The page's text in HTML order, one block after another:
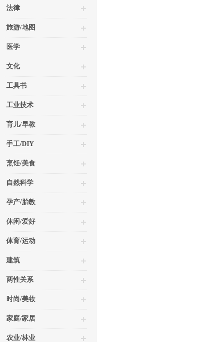
法律
旅游/地图
医学
文化
工具书
工业技术
育儿/早教
手工/DIY
烹饪/美食
自然科学
孕产/胎教
休闲/爱好
体育/运动
建筑
两性关系
时尚/美妆
家庭/家居
农业/林业